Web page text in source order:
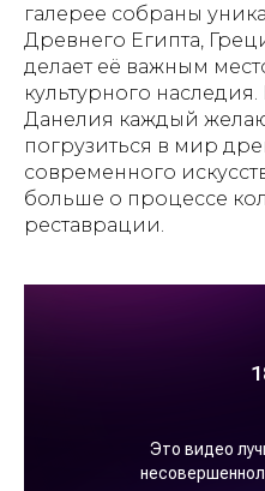
галерее собраны
Древнего Египта,
делает её важным
культурного
Данелия каждый
погрузиться в мир
современного
больше о процессе
реставрации.